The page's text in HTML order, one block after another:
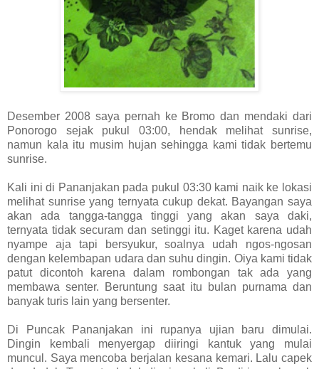
Desember 2008 saya pernah ke Bromo dan mendaki dari
Ponorogo sejak pukul 03:00, hendak melihat sunrise,
namun kala itu musim hujan sehingga kami tidak bertemu
sunrise.
Kali ini di Pananjakan pada pukul 03:30 kami naik ke lokasi
melihat sunrise yang ternyata cukup dekat. Bayangan saya
akan ada tangga-tangga tinggi yang akan saya daki,
ternyata tidak securam dan setinggi itu. Kaget karena udah
nyampe aja tapi bersyukur, soalnya udah ngos-ngosan
dengan kelembapan udara dan suhu dingin. Oiya kami tidak
patut dicontoh karena dalam rombongan tak ada yang
membawa senter. Beruntung saat itu bulan purnama dan
banyak turis lain yang bersenter.
Di Puncak Pananjakan ini rupanya ujian baru dimulai.
Dingin kembali menyergap diiringi kantuk yang mulai
muncul. Saya mencoba berjalan kesana kemari. Lalu capek